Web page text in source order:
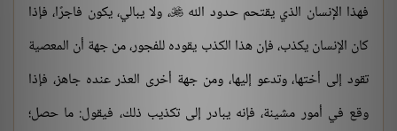
فهذا الإنسان الذي يقتحم حدود الله، ولا يبالي، يكون فاجرًا، فإذا
كان الإنسان يكذب، فإن هذا الكذب يقوده للفجور، من جهة أن المعصية
تقود إلى أختها، وتدعو إليها، ومن جهة أخرى العذر عنده جاهز، فإذا
وقع في أمور مشينة، فإنه يبادر إلى تكذيب ذلك، فيقول: ما حصل؛